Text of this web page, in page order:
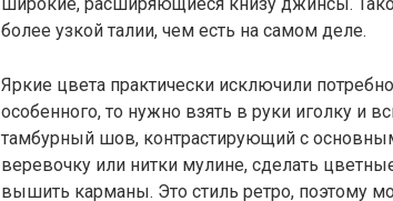
более узкой талии, чем есть на самом деле.
Яркие цвета практически исключили
особенного, то нужно взять в руки иголку и
тамбурный шов, контрастирующий с
веревочку или нитки мулине, сделать
вышить карманы. Это стиль ретро, поэтому